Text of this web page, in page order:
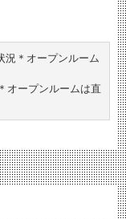
況＊オープンルーム
オープンルームは直